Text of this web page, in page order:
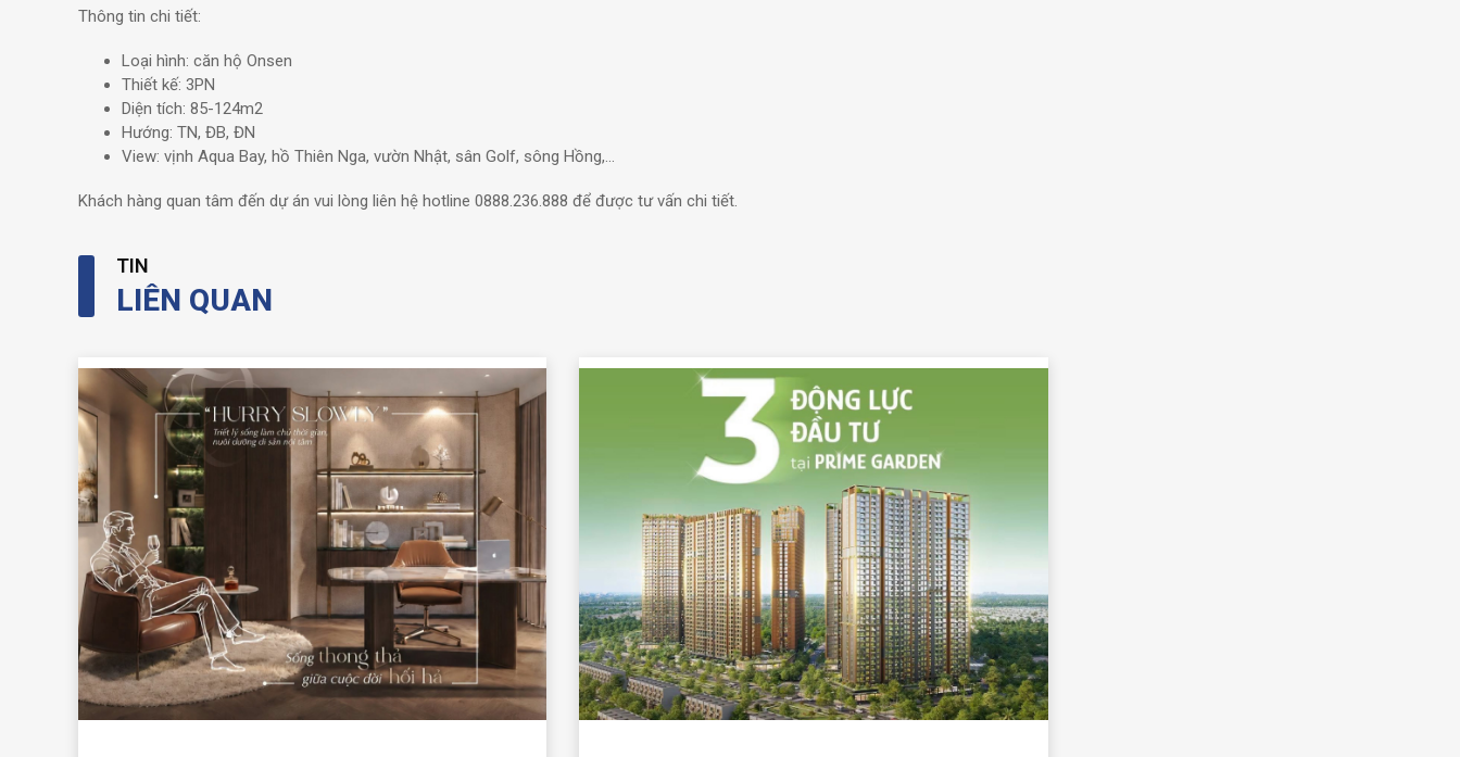
Thông tin chi tiết:
Loại hình: căn hộ Onsen
Thiết kế: 3PN
Diện tích: 85-124m2
Hướng: TN, ĐB, ĐN
View: vịnh Aqua Bay, hồ Thiên Nga, vườn Nhật, sân Golf, sông Hồng,…
Khách hàng quan tâm đến dự án vui lòng liên hệ hotline 0888.236.888 để được tư vấn chi tiết.
TIN
LIÊN QUAN